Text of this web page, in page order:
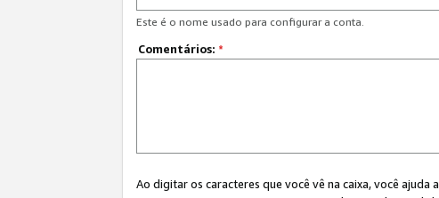
Este é o nome usado para configurar a conta.
Comentários: *
Ao digitar os caracteres que você vê na caixa, você